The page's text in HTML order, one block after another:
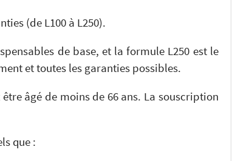
(de L100 à L250).
de base, et la formule L250 est le
et toutes les garanties possibles.
âgé de moins de 66 ans. La souscription
que :